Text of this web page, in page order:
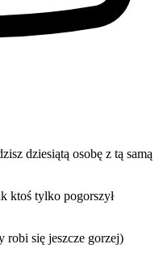
dziesiątą osobę z tą samą
ktoś tylko pogorszył
robi się jeszcze gorzej)